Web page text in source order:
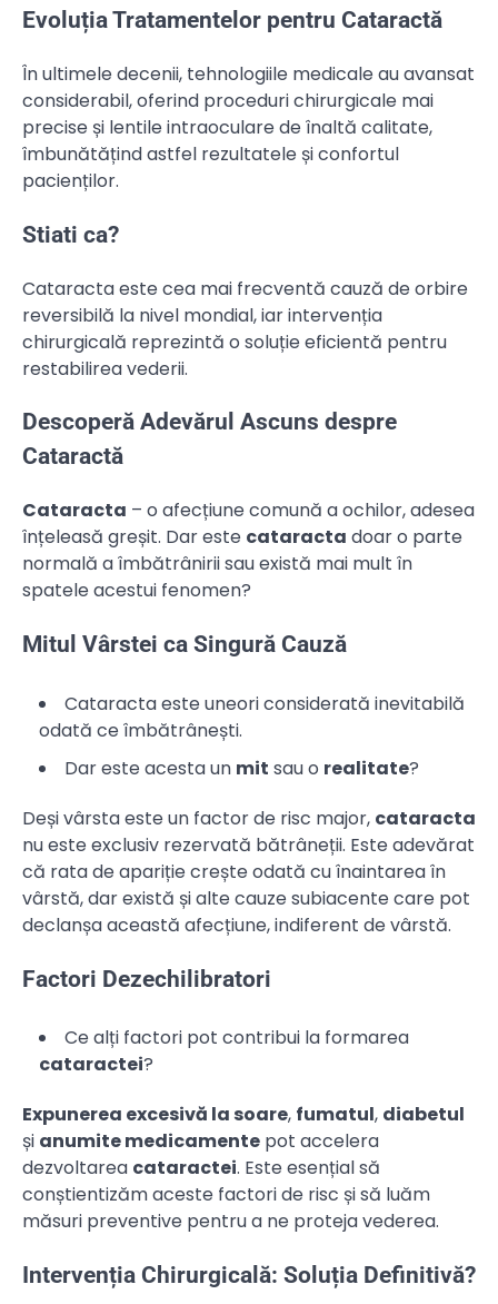
Evoluția Tratamentelor pentru Cataractă
În ultimele decenii, tehnologiile medicale au avansat
considerabil, oferind proceduri chirurgicale mai
precise și lentile intraoculare de înaltă calitate,
îmbunătățind astfel rezultatele și confortul
pacienților.
Stiati ca?
Cataracta este cea mai frecventă cauză de orbire
reversibilă la nivel mondial, iar intervenția
chirurgicală reprezintă o soluție eficientă pentru
restabilirea vederii.
Descoperă Adevărul Ascuns despre
Cataractă
Cataracta – o afecțiune comună a ochilor, adesea
înțeleasă greșit. Dar este cataracta doar o parte
normală a îmbătrânirii sau există mai mult în
spatele acestui fenomen?
Mitul Vârstei ca Singură Cauză
Cataracta este uneori considerată inevitabilă
odată ce îmbătrânești.
Dar este acesta un mit sau o realitate?
Deși vârsta este un factor de risc major, cataracta
nu este exclusiv rezervată bătrâneții. Este adevărat
că rata de apariție crește odată cu înaintarea în
vârstă, dar există și alte cauze subiacente care pot
declanșa această afecțiune, indiferent de vârstă.
Factori Dezechilibratori
Ce alți factori pot contribui la formarea
cataractei?
Expunerea excesivă la soare, fumatul, diabetul
și anumite medicamente pot accelera
dezvoltarea cataractei. Este esențial să
conștientizăm aceste factori de risc și să luăm
măsuri preventive pentru a ne proteja vederea.
Intervenția Chirurgicală: Soluția Definitivă?